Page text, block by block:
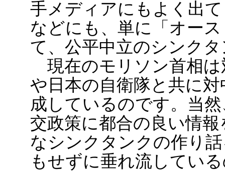
手メディアにもよく出
などにも、単に「オー
て、公平中立のシンク
現在のモリソン首相は
や日本の自衛隊と共に
成しているのです。当
交政策に都合の良い情
なシンクタンクの作り
もせずに垂れ流してい